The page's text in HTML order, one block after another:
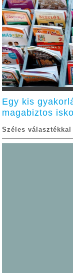
Egy kis
magabiztos
Széles